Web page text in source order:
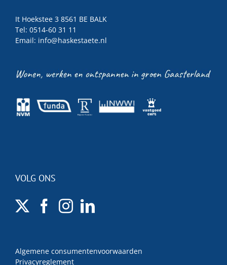
It Hoekstee 3 8561 BE BALK
Tel: 0514-60 31 11
Email: info@haskestaete.nl
VOLG ONS
Algemene consumentenvoorwaarden
Privacyreglement